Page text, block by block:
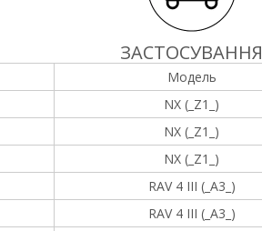
ЗАСТОСУВАННЯ
Модель
NX (_Z1_)
NX (_Z1_)
NX (_Z1_)
RAV 4 III (_A3_)
RAV 4 III (_A3_)